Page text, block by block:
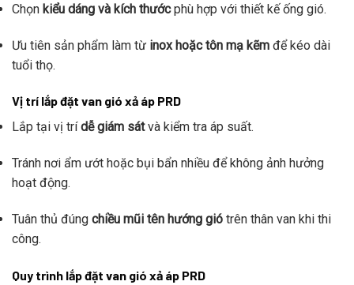
Chọn kiểu dáng và kích thướcphù hợp với thiết kế ống gió.
Ưu tiên sản phẩm làm từ inox hoặc tôn mạ kẽm để kéo dài
tuổi thọ.
Vị trí lắp đặt van gió xả áp PRD
Lắp tại vị trídễ giám sátvà kiểm tra áp suất.
Tránh nơi ẩm ướt hoặc bụi bẩn nhiều để không ảnh hưởng
hoạt động.
Tuân thủ đúng chiều mũi tên hướng gió trên thân van khi thi
công.
Quy trình lắp đặt van gió xả áp PRD